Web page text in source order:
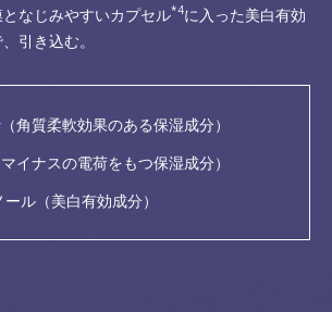
なじみやすいカプセル*4に入った美白有効
引き込む。
角質柔軟効果のある保湿成分）
イナスの電荷をもつ保湿成分）
ル（美白有効成分）